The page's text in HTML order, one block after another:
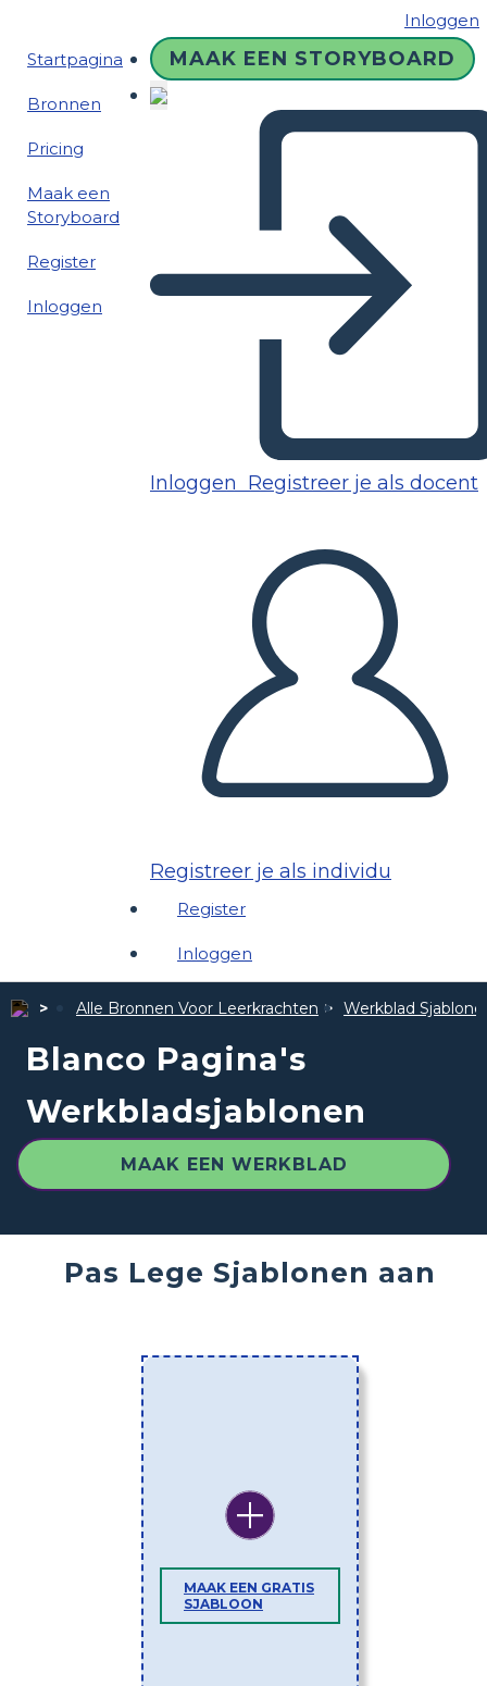
Inloggen
Startpagina
Bronnen
Pricing
Maak een
Storyboard
Register
Inloggen
MAAK EEN STORYBOARD
Inloggen Registreer je als docent
Registreer je als individu
Register
Inloggen
Alle Bronnen Voor Leerkrachten Werkblad
Blanco Pagina's
Werkbladsjablonen
MAAK EEN WERKBLAD
Pas Lege Sjablonen aan
MAAK EEN GRATIS
SJABLOON